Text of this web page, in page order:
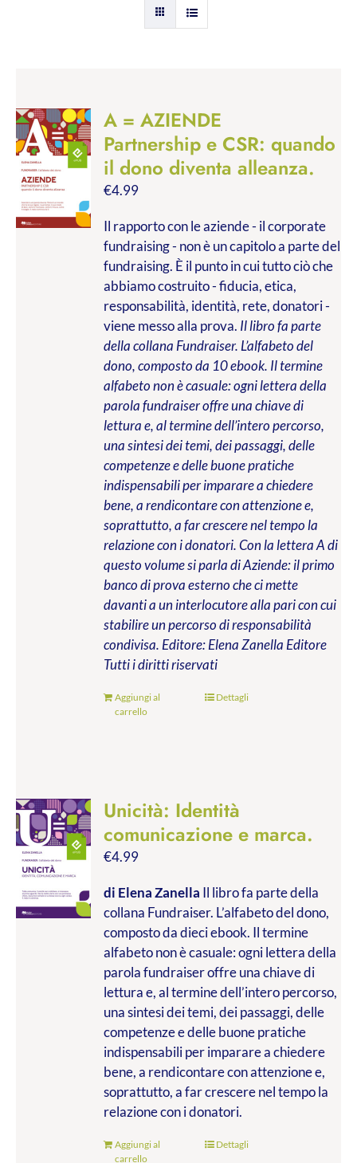
A = AZIENDE
Partnership e CSR: quando
il dono diventa alleanza.
€4.99
Il rapporto con le aziende - il corporate
fundraising - non è un capitolo a parte del
fundraising. È il punto in cui tutto ciò che
abbiamo costruito - fiducia, etica,
responsabilità, identità, rete, donatori -
viene messo alla prova. Il libro fa parte
della collana Fundraiser. L’alfabeto del
dono, composto da 10 ebook. Il termine
alfabeto non è casuale: ogni lettera della
parola fundraiser offre una chiave di
lettura e, al termine dell’intero percorso,
una sintesi dei temi, dei passaggi, delle
competenze e delle buone pratiche
indispensabili per imparare a chiedere
bene, a rendicontare con attenzione e,
soprattutto, a far crescere nel tempo la
relazione con i donatori. Con la lettera A di
questo volume si parla di Aziende: il primo
banco di prova esterno che ci mette
davanti a un interlocutore alla pari con cui
stabilire un percorso di responsabilità
condivisa. Editore: Elena Zanella Editore
Tutti i diritti riservati
Aggiungi al
carrello
Dettagli
Unicità: Identità
comunicazione e marca.
€4.99
di Elena Zanella Il libro fa parte della
collana Fundraiser. L’alfabeto del dono,
composto da dieci ebook. Il termine
alfabeto non è casuale: ogni lettera della
parola fundraiser offre una chiave di
lettura e, al termine dell’intero percorso,
una sintesi dei temi, dei passaggi, delle
competenze e delle buone pratiche
indispensabili per imparare a chiedere
bene, a rendicontare con attenzione e,
soprattutto, a far crescere nel tempo la
relazione con i donatori.
Aggiungi al
carrello
Dettagli